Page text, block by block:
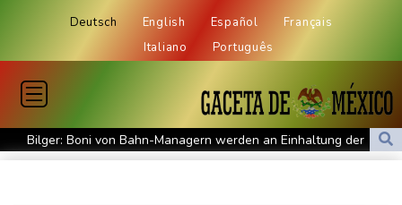
Deutsch English Español
Français
Italiano
Português
Bilger: Boni von Bahn-Managern werden an Einhaltung der
Vorgaben des Bundes geknüpft